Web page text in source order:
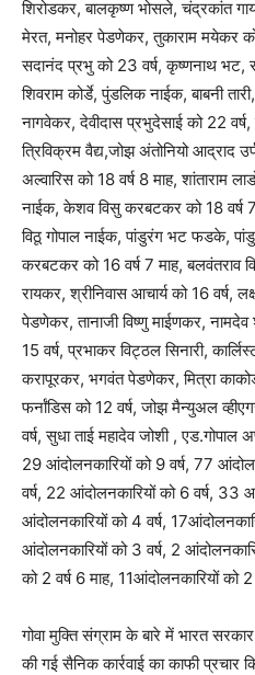
शिरोडकर, बालकृष्ण भोसले, चंद्रकांत
मेरत, मनोहर पेडणेकर, तुकाराम मयेकर को
सदानंद प्रभु को 23 वर्ष, कृष्णनाथ भट,
शिवराम कोर्डे, पुंडलिक नाईक, बाबनी
नागवेकर, देवीदास प्रभुदेसाई को 22
त्रिविक्रम वैद्य,जोझ अंतोनियो आद्राद
अल्वारिस को 18 वर्ष 8 माह, शांताराम
नाईक, केशव विसु करबटकर को 18 वर्ष
विठू गोपाल नाईक, पांडुरंग भट फडके,
करबटकर को 16 वर्ष 7 माह, बलवंतराव
रायकर, श्रीनिवास आचार्य को 16 वर्ष,
पेडणेकर, तानाजी विष्णु माईणकर,
15 वर्ष, प्रभाकर विट्ठल सिनारी,
करापूरकर, भगवंत पेडणेकर, मित्रा
फर्नांडिस को 12 वर्ष, जोझ मैन्युअल
वर्ष, सुधा ताई महादेव जोशी , एड.गोपाल
29 आंदोलनकारियों को 9 वर्ष, 77
वर्ष, 22 आंदोलनकारियों को 6 वर्ष, 33
आंदोलनकारियों को 4 वर्ष,
आंदोलनकारियों को 3 वर्ष, 2
को 2 वर्ष 6 माह, 11आंदोलनकारियों को
गोवा मुक्ति संग्राम के बारे में भारत
की गई सैनिक कार्रवाई का काफी